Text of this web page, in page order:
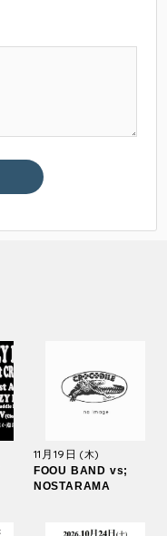
11月19日 (木)
FOOU BAND vs;
NOSTARAMA